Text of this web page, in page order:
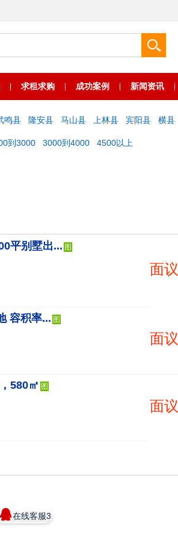
求租求购 成功案例 新闻资讯
鸣县 隆安县 马山县 上林县 宾阳县 横县
到3000 3000到4000 4500以上
平别墅出... 图
面议
容积率... 图
面议
580㎡ 图
面议
在线客服3